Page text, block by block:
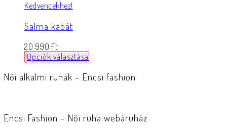
Kedvencekhez!
Salma kabát
20 990 Ft
Opciók választása
Női alkalmi ruhák – Encsi fashion
Encsi Fashion – Női ruha webáruház